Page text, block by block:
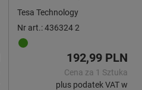
pomiarowej: 2mm
Tesa Technology
Nr art.: 436324 2
192,99 PLN
Cena za 1 Sztuka
plus podatek VAT w